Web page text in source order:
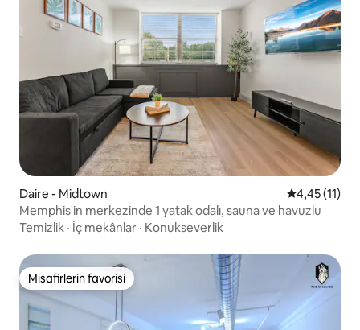
Daire - Midtown 5 üzerinden
4,45 (11)
Memphis'in merkezinde 1 yatak odalı, sauna ve havuzlu
Temizlik · İç mekânlar · Konukseverlik
Misafirlerin favorisi
Misafirlerin favorisi